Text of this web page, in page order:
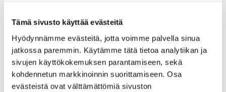
Tämä sivusto käyttää evästeitä
Hyödynnämme evästeitä, jotta voimme palvella sinua
jatkossa paremmin. Käytämme tätä tietoa analytiikan ja
sivujen käyttökokemuksen parantamiseen, sekä
kohdennetun markkinoinnin suorittamiseen. Osa
evästeistä ovat välttämättömiä sivuston
Tilapäiskatsomon rakennustyöt tuovat